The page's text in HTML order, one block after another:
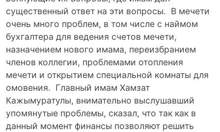
существенный ответ на эти вопросы. В мечети
очень много проблем, в том числе с наймом
бухгалтера для ведения счетов мечети,
назначением нового имама, переизбранием
членов коллегии, проблемами отопления
мечети и открытием специальной комнаты для
омовения. Главный имам Хамзат
Кажымуратулы, внимательно выслушавший
упомянутые проблемы, сказал, что так как в
данный момент финансы позволяют решить